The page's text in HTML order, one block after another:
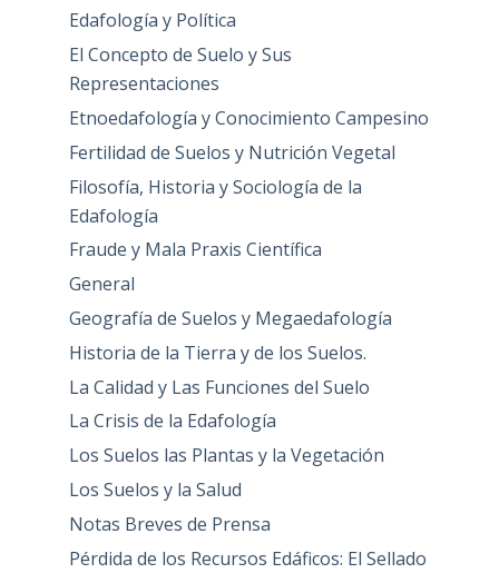
Edafología y Política
El Concepto de Suelo y Sus
Representaciones
Etnoedafología y Conocimiento Campesino
Fertilidad de Suelos y Nutrición Vegetal
Filosofía, Historia y Sociología de la
Edafología
Fraude y Mala Praxis Científica
General
Geografía de Suelos y Megaedafología
Historia de la Tierra y de los Suelos.
La Calidad y Las Funciones del Suelo
La Crisis de la Edafología
Los Suelos las Plantas y la Vegetación
Los Suelos y la Salud
Notas Breves de Prensa
Pérdida de los Recursos Edáficos: El Sellado